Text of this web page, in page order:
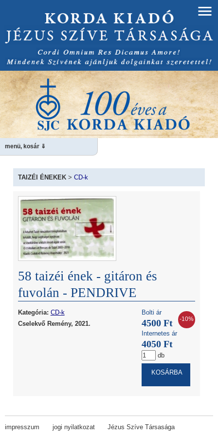
menü, kosár ⇓
TAIZÉI ÉNEKEK> CD-k
58 taizéi ének - gitáron és
fuvolán - PENDRIVE
Bolti ár
4500 Ft -10%
Internetes ár
4050 Ft
db
Kategória: CD-k
Cselekvő Remény, 2021.
impresszum jogi nyilatkozat Jézus Szíve Társasága